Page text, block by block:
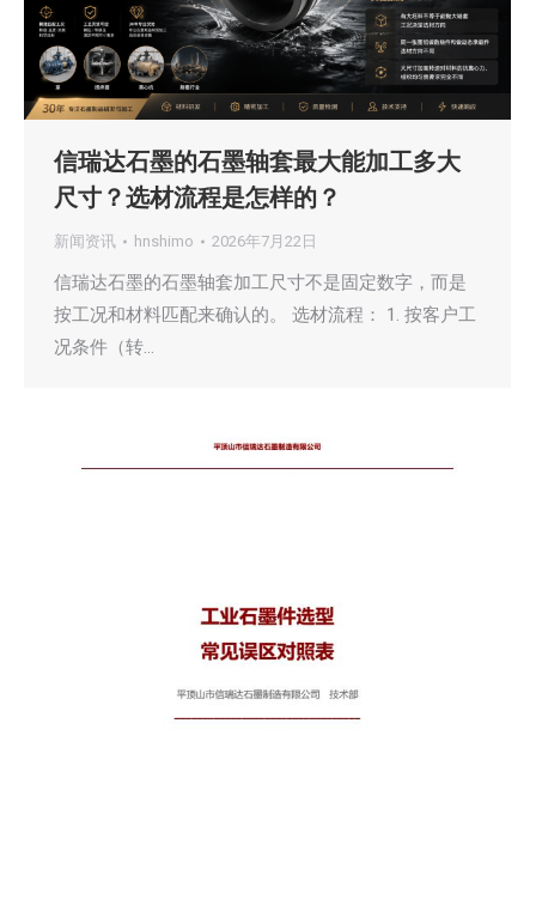
信瑞达石墨的石墨轴套最大能加工多大
尺寸？选材流程是怎样的？
新闻资讯 hnshimo 2026年7月22日
信瑞达石墨的石墨轴套加工尺寸不是固定数字，而是
按工况和材料匹配来确认的。 选材流程： 1. 按客户工
况条件（转…